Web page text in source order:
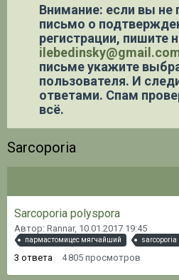
Внимание: если вы не
письмо о
регистрации, пишите
письме укажите
пользователя. И
ответами. Спам
всё.
Sarcoporia
Sarcoporia polyspora
Автор: Rannar, 10.01.2017 19:45
пармастомицес мягчайший sarcoporia
3 ответа 4 805 просмотров